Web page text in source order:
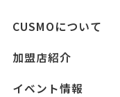
CUSMOについて
加盟店紹介
イベント情報